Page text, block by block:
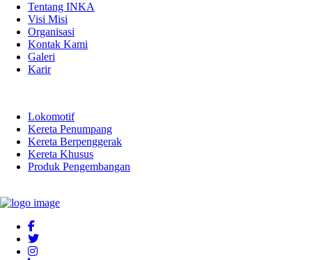
Tentang INKA
Visi Misi
Organisasi
Kontak Kami
Galeri
Karir
Lokomotif
Kereta Penumpang
Kereta Berpenggerak
Kereta Khusus
Produk Pengembangan